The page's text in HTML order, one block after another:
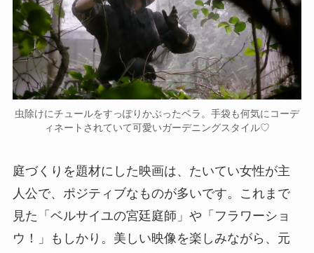
虫除けにチュールをすっぽりかぶったベラ。手袋も何気にコーデ
ィネートされていて可愛いガーデニングスタイル♡
庭づくりを題材にした映画は、たいてい女性が主
人公で、ポジティブなものが多いです。これまで
見た「ベルサイユの宮廷庭師」や「フラワーショ
ウ！」もしかり。美しい映像を楽しみながら、元